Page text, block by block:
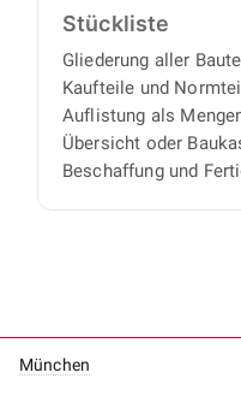
Stückliste
Gliederung aller
Kaufteile und
Auflistung als
Übersicht oder
Beschaffung und
München